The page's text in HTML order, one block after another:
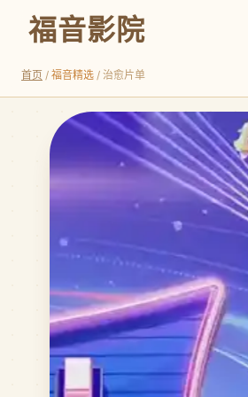
福音影院
首页 / 福音精选 / 治愈片单